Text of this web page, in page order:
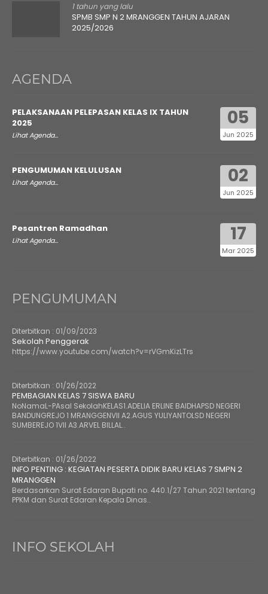
1 tahun yang lalu
SPMB SMP N 2 MRANGGEN TAHUN AJARAN
2025/2026
AGENDA
05
Jun 2025
PELAKSANAAN PELEPASAN KELAS IX TAHUN
2025
Lihat Agenda...
02
Jun 2025
PENGUMUMAN KELULUSAN
Lihat Agenda...
17
Mar 2025
Pesantren Ramadhan
Lihat Agenda...
PENGUMUMAN
Diterbitkan : 01/09/2023
Sekolah Penggerak
https://www.youtube.com/watch?v=rVGmKizLTrs
Diterbitkan : 01/26/2022
PEMBAGIAN KELAS 7 SISWA BARU
NoNamaL-PAsal SekolahKELAS1.ADELIA ERLINE BAIDHAPSD NEGERI
BANDUNGREJO 1 MRANGGENVII A2.AGUS YULIYANTOLSD NEGERI
SUMBEREJO 1VII A3.ARVEL BILLAL..
Diterbitkan : 01/26/2022
INFO PENTING : KEGIATAN PESERTA DIDIK BARU KELAS 7 SMPN 2
MRANGGEN
Berdasarkan Surat Edaran Bupati no. 440.1/27 Tahun 2021 tentang
PPKM dan Surat Edaran Kepala Dinas..
INFO SEKOLAH